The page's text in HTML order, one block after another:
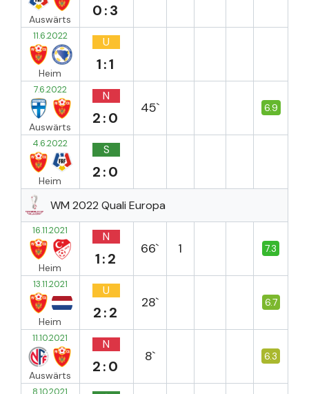
Auswärts 0:3
11.6.2022
Heim
U
1:1
7.6.2022
Auswärts
N
2:0
45` 6.9
4.6.2022
Heim
S
2:0
WM 2022 Quali Europa
16.11.2021
Heim
N
1:2
66` 1 7.3
13.11.2021
Heim
U
2:2
28` 6.7
11.10.2021
Auswärts
N
2:0
8` 6.3
8.10.2021